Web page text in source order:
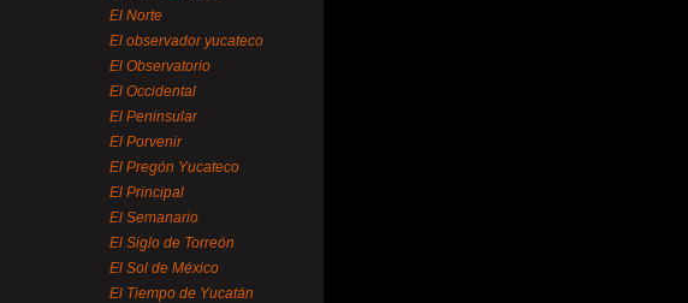
El Norte
El observador yucateco
El Observatorio
El Occidental
El Peninsular
El Porvenir
El Pregón Yucateco
El Principal
El Semanario
El Siglo de Torreón
El Sol de México
El Tiempo de Yucatán